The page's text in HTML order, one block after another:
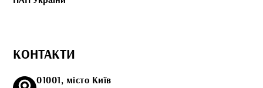
КОНТАКТИ
01001, місто Київ